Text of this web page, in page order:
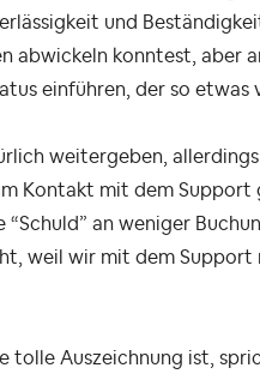
und
abwickeln konntest, aber
einführen, der so etwas
weitergeben,
Kontakt mit dem Support
an weniger
weil wir mit dem
tolle Auszeichnung ist,